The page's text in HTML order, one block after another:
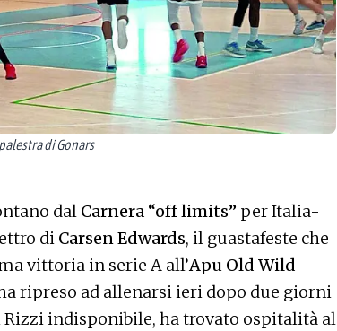
di Gonars
dal Carnera “off limits” per Italia-
di Carsen Edwards, il guastafeste che
vittoria in serie A all’Apu Old Wild
ripreso ad allenarsi ieri dopo due giorni
Rizzi indisponibile, ha trovato ospitalità al